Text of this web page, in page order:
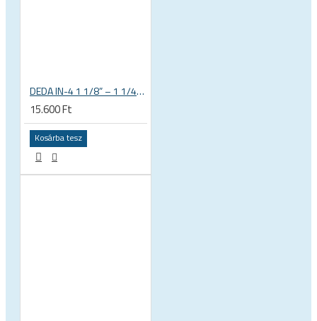
DEDA IN-4 1 1/8” – 1 1/4” tapered integrált kormánycsapágy
15.600 Ft
Kosárba tesz